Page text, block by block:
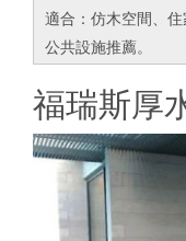
適合：仿木空間、住
公共設施推薦。
福瑞斯厚